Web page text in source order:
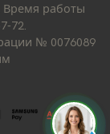
Время работы
72.
№ 0076089
Д